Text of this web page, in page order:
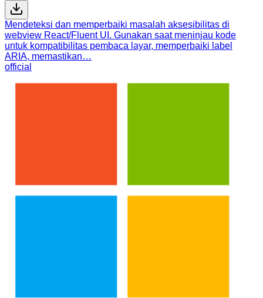
Mendeteksi dan memperbaiki masalah aksesibilitas di
webview React/Fluent UI. Gunakan saat meninjau kode
untuk kompatibilitas pembaca layar, memperbaiki label
ARIA, memastikan…
official